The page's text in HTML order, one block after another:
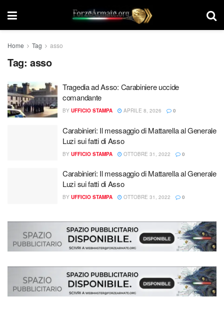
Home Tag asso
Tag: asso
Tragedia ad Asso: Carabiniere uccide
comandante
BY UFFICIO STAMPA APRILE 8, 2026 0
Carabinieri: Il messaggio di Mattarella al Generale
Luzi sui fatti di Asso
BY UFFICIO STAMPA OTTOBRE 31, 2022 0
Carabinieri: Il messaggio di Mattarella al Generale
Luzi sui fatti di Asso
BY UFFICIO STAMPA OTTOBRE 31, 2022 0